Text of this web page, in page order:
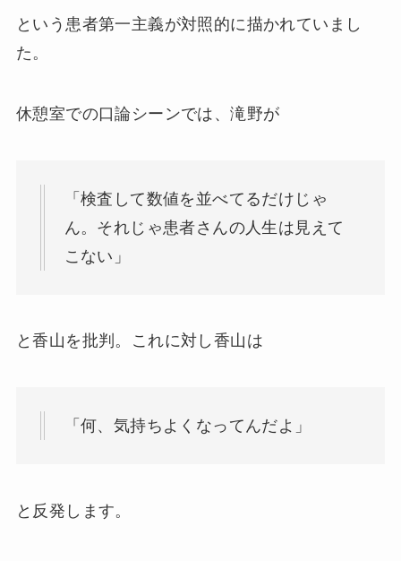
という患者第一主義が対照的に描かれていまし
た。
休憩室での口論シーンでは、滝野が
「検査して数値を並べてるだけじゃ
ん。それじゃ患者さんの人生は見えて
こない」
と香山を批判。これに対し香山は
「何、気持ちよくなってんだよ」
と反発します。